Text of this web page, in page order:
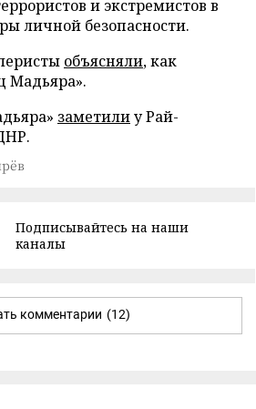
и экстремистов в
личной безопасности.
объясняли, как
Мадьяра».
заметилиу Рай-
Подписывайтесь на наши
каналы
комментарии (12)